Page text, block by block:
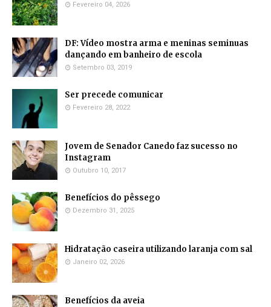
Fevereiro 04, 2026
DF: Vídeo mostra arma e meninas seminuas
dançando em banheiro de escola
Setembro 03, 2019
Ser precede comunicar
Fevereiro 28, 2022
Jovem de Senador Canedo faz sucesso no
Instagram
Outubro 10, 2017
Benefícios do pêssego
Dezembro 31, 2025
Hidratação caseira utilizando laranja com sal
Janeiro 02, 2026
Benefícios da aveia